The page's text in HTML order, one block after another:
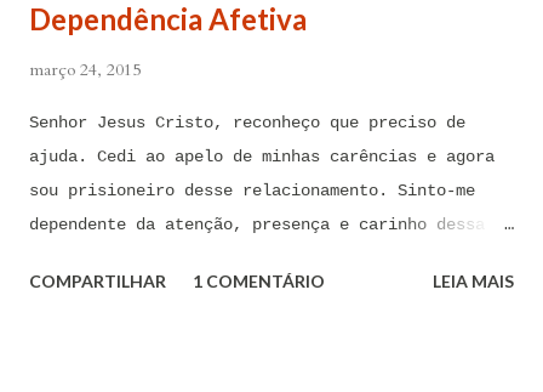
Dependência Afetiva
março 24, 2015
Senhor Jesus Cristo, reconheço que preciso de
ajuda. Cedi ao apelo de minhas carências e agora
sou prisioneiro desse relacionamento. Sinto-me
dependente da atenção, presença e carinho dessa
para me libertar da influência dessas tentações. A
COMPARTILHAR 1 COMENTÁRIO LEIA MAIS